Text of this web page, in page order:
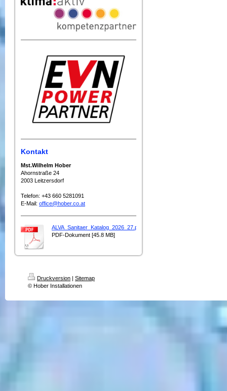
Kontakt
Mst.Wilhelm Hober
Ahornstraße 24
2003 Leitzersdorf
Telefon: +43 660 5281091
E-Mail: office@hober.co.at
ALVA_Sanitaer_Katalog_2026_27.pdf
PDF-Dokument [45.8 MB]
Druckversion | Sitemap
© Hober Installationen